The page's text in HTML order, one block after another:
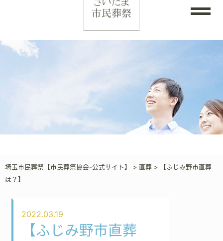
埼玉市民葬祭【市民葬祭協会-公式サイト】 > 直葬 >
【ふじみ野市直葬
は？】
2022.03.19
【ふじみ野市直葬